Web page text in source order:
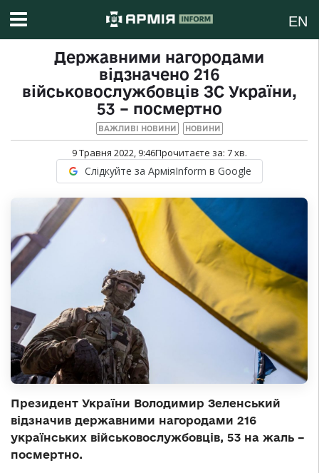
EN
Державними нагородами
відзначено 216
військовослужбовців ЗС України,
53 – посмертно
ВАЖЛИВІ НОВИНИ НОВИНИ
9 Травня 2022, 9:46Прочитаєте за: 7хв.
Слідкуйте за АрміяInform в Google
Президент України Володимир Зеленський
відзначив державними нагородами 216
українських військовослужбовців, 53 на жаль –
посмертно.